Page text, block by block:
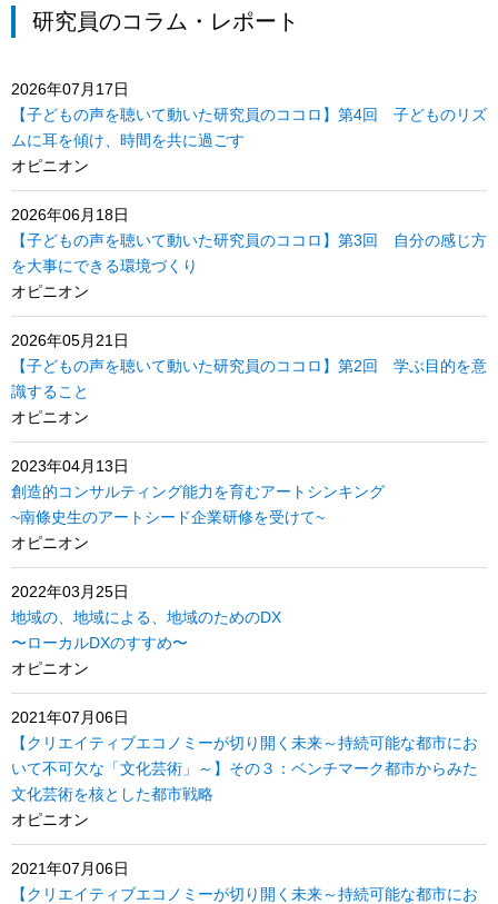
研究員のコラム・レポート
2026年07月17日
【子どもの声を聴いて動いた研究員のココロ】第4回 子どものリズ
ムに耳を傾け、時間を共に過ごす
オピニオン
2026年06月18日
【子どもの声を聴いて動いた研究員のココロ】第3回 自分の感じ方
を大事にできる環境づくり
オピニオン
2026年05月21日
【子どもの声を聴いて動いた研究員のココロ】第2回 学ぶ目的を意
識すること
オピニオン
2023年04月13日
創造的コンサルティング能力を育むアートシンキング
~南條史生のアートシード企業研修を受けて~
オピニオン
2022年03月25日
地域の、地域による、地域のためのDX
〜ローカルDXのすすめ〜
オピニオン
2021年07月06日
【クリエイティブエコノミーが切り開く未来～持続可能な都市にお
いて不可欠な「文化芸術」～】その３：ベンチマーク都市からみた
文化芸術を核とした都市戦略
オピニオン
2021年07月06日
【クリエイティブエコノミーが切り開く未来～持続可能な都市にお